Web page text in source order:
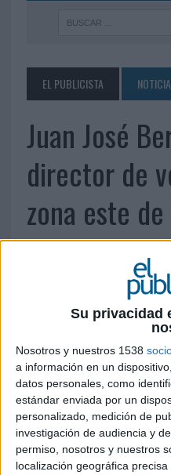
Su privacidad
Nosotros y nuestros 1538
a información en un
datos personales, como
estándar enviada por un
personalizado, medición de
investigación de audiencia y
permiso, nosotros y nuestros
localización geográfica
EL PUBLICISTA
Juan José
director de
zona este
En el año 2011 se
Valencia como
ocupaba hasta la fecha
Juan José Berlanga Tarín ha sido
director de ventas para la zona este.
el año 2005 en el Grupo Antena 3
advertising, cargo que ocupó hasta el
equipo comercial de Madrid. En el
Valencia como ejecutivo de ventas,